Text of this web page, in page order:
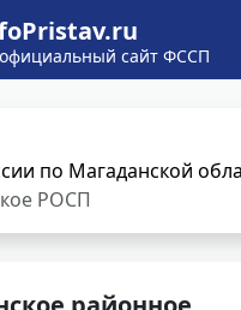
сайт ФССП
по Магаданской
РОСП